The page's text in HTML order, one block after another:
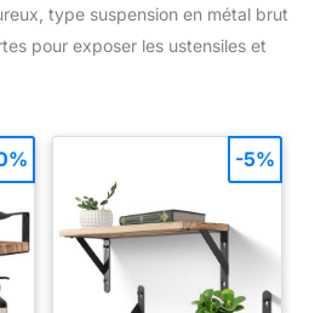
type suspension en métal brut
pour exposer les ustensiles et
-5%